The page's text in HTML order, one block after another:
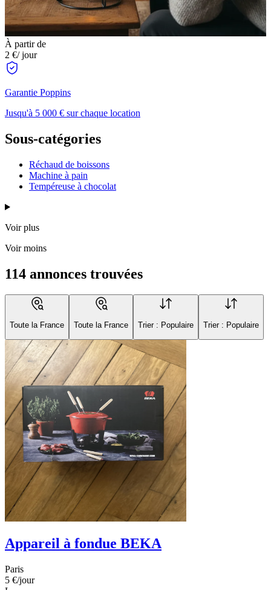
À partir de
2 €/ jour
Garantie Poppins
Jusqu'à 5 000 € sur chaque location
Sous-catégories
Réchaud de boissons
Machine à pain
Tempéreuse à chocolat
Voir plus
Voir moins
114 annonces trouvées
Toute la France Toute la France Trier : Populaire Trier : Populaire
Appareil à fondue BEKA
Paris
5 €/jour